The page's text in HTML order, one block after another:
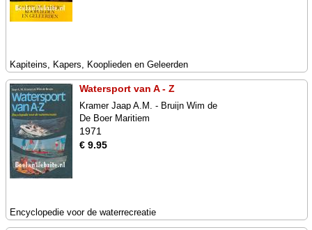
Kapiteins, Kapers, Kooplieden en Geleerden
Watersport van A - Z
Kramer Jaap A.M. - Bruijn Wim de
De Boer Maritiem
1971
€ 9.95
Encyclopedie voor de waterrecreatie